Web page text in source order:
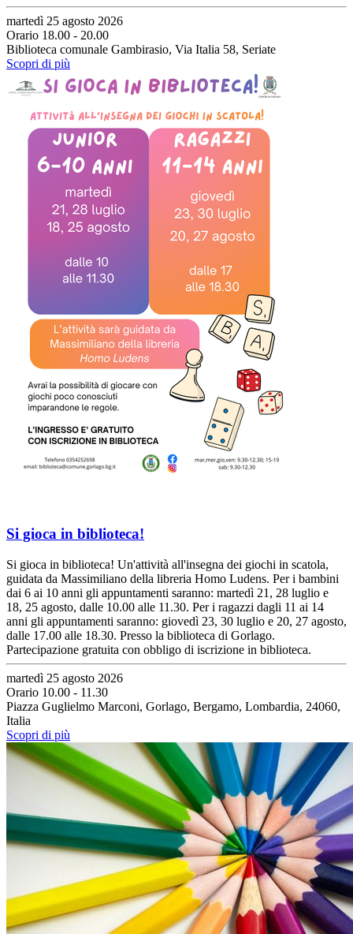
martedì 25 agosto 2026
Orario 18.00 - 20.00
Biblioteca comunale Gambirasio, Via Italia 58, Seriate
Scopri di più
Si gioca in biblioteca!
Si gioca in biblioteca! Un'attività all'insegna dei giochi in scatola,
guidata da Massimiliano della libreria Homo Ludens. Per i bambini
dai 6 ai 10 anni gli appuntamenti saranno: martedì 21, 28 luglio e
18, 25 agosto, dalle 10.00 alle 11.30. Per i ragazzi dagli 11 ai 14
anni gli appuntamenti saranno: giovedì 23, 30 luglio e 20, 27 agosto,
dalle 17.00 alle 18.30. Presso la biblioteca di Gorlago.
Partecipazione gratuita con obbligo di iscrizione in biblioteca.
martedì 25 agosto 2026
Orario 10.00 - 11.30
Piazza Guglielmo Marconi, Gorlago, Bergamo, Lombardia, 24060,
Italia
Scopri di più